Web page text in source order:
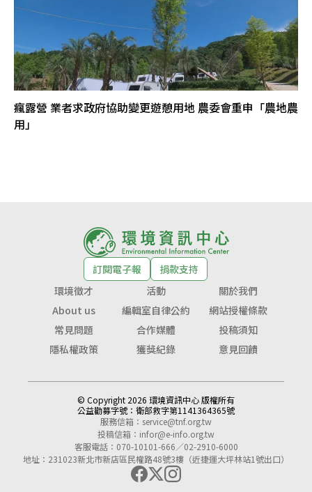
瘋露營 業者求政府協助變更遊憩用地 農委會重申「農地農
用」
訂閱電子報
捐款支持
環境徵才
活動
關於我們
About us
編輯室自律公約
網站授權條款
常見問題
合作媒體
投稿須知
隱私權政策
獲獎紀錄 意見回饋
© Copyright 2026 環境資訊中心 版權所有
公益勸募字號： 衛部救字第1141364365號
服務信箱： service@tnf.org.tw
投稿信箱： infor@e-info.org.tw
客服電話：070-10101-666／02-2910-6000
地址：231023新北市新店區民權路48號3樓（近捷運大坪林站1號出口）